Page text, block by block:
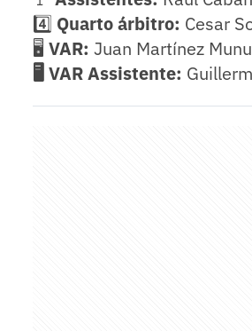
4️⃣ Quarto árbitro: Cesar
🖥️ VAR: Juan Martínez
🖥️ VAR Assistente: